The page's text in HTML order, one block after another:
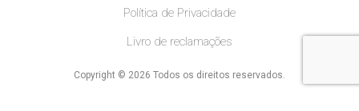
Política de Privacidade
Livro de reclamações
Copyright © 2026 Todos os direitos reservados.